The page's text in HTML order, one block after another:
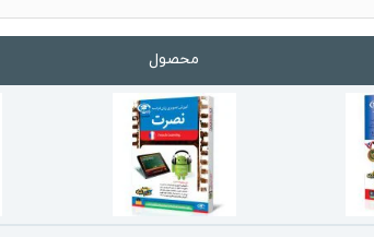
محصول